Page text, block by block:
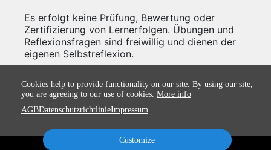
Es erfolgt keine Prüfung, Bewertung oder
Zertifizierung von Lernerfolgen. Übungen und
Reflexionsfragen sind freiwillig und dienen der
eigenen Selbstreflexion.
Cookies help to provide functionality on our site. By using our site,
you are agreeing to our use of cookies. More info
AGBDatenschutzrichtlinieImpressum
Customize